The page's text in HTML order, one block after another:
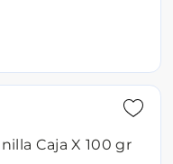
Caja X 100 gr